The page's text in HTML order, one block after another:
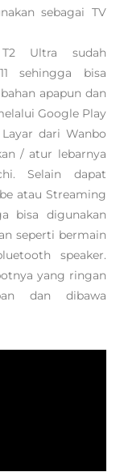
sebagai TV
Ultra sudah
sehingga bisa
apapun dan
Google Play
dari Wanbo
/ atur lebarnya
Selain dapat
atau Streaming
bisa digunakan
seperti bermain
speaker.
yang ringan
dan dibawa